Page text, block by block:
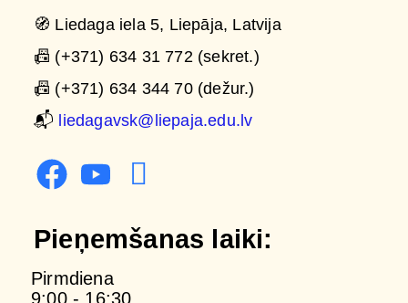
🧭 Liedaga iela 5, Liepāja, Latvija
📠 (+371) 634 31 772 (sekret.)
📠 (+371) 634 344 70 (dežur.)
📬 liedagavsk@liepaja.edu.lv
Pieņemšanas laiki:
Pirmdiena
9:00 - 16:30